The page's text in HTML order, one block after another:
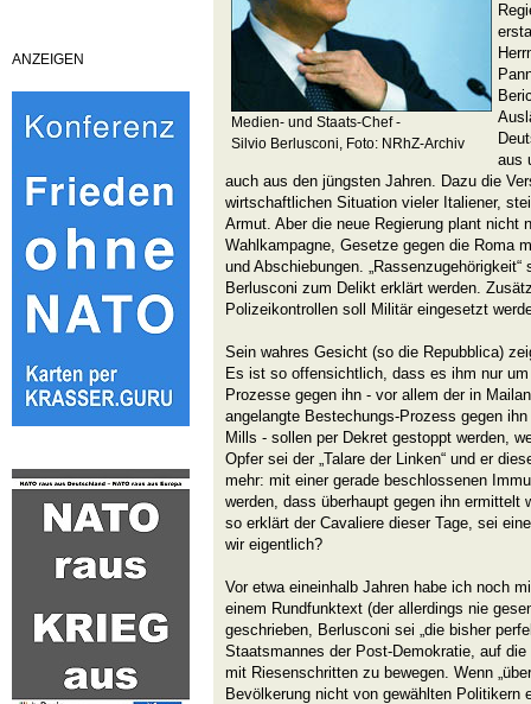
ANZEIGEN
Medien- und Staats-Chef -
Silvio Berlusconi, Foto: NRhZ-Archiv
aus
auch aus den jüngsten Jahren. Dazu die
wirtschaftlichen Situation vieler Italiener,
Armut. Aber die neue Regierung plant nicht
Wahlkampagne, Gesetze gegen die Roma
und Abschiebungen.
Berlusconi zum Delikt erklärt werden.
Polizeikontrollen soll Militär eingesetzt
Sein wahres Gesicht (so die Repubblica)
Es ist so offensichtlich, dass es ihm nur
Prozesse gegen ihn - vor allem der in
angelangte Bestechungs-Prozess gegen
Mills - sollen per Dekret gestoppt werden,
Opfer sei der „Talare der Linken“ und er
mehr: mit einer gerade beschlossenen
werden, dass überhaupt gegen ihn ermittelt
so erklärt der Cavaliere dieser Tage, sei
wir eigentlich?
Vor etwa eineinhalb Jahren habe ich noch
einem Rundfunktext (der allerdings nie
geschrieben, Berlusconi sei „die bisher
Staatsmannes der Post-Demokratie, auf
mit Riesenschritten zu bewegen. Wenn
Bevölkerung nicht von gewählten Politikern